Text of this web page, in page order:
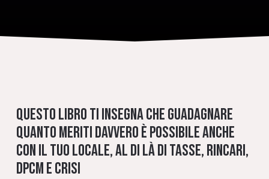
Questo libro ti insegna che guadagnare
quanto meriti davvero è possibile anche
con il tuo locale, al di là di tasse, rincari,
DPCM e crisi